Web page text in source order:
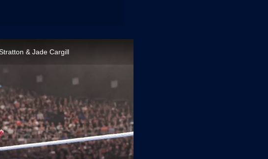
& Jade Cargill